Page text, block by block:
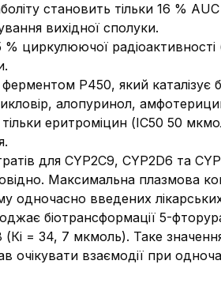
становить тільки 16 % AUC
вихідної сполуки.
циркулюючої
Р450, який каталізує
алопуринол,
еритроміцин (ІС50 50
для CYP2C9, CYP2D6 та
Максимальна плазмова
одночасно введених
біотрансформації 5-
(Кі = 34, 7 мкмоль). Таке
очікувати взаємодії при